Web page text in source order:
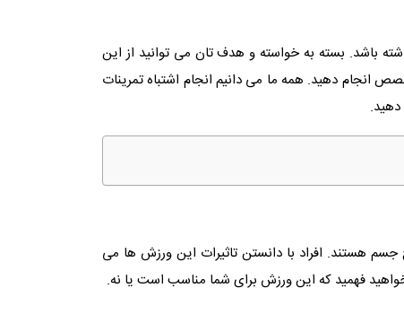
باشد. بسته به خواسته و هدف تان می توانید از این
انجام دهید. همه ما می دانیم انجام اشتباه تمرینات
جسم هستند. افراد با دانستن تاثیرات این ورزش ها می
فهمید که این ورزش برای شما مناسب است یا نه.